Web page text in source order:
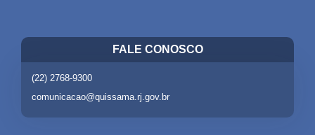
FALE CONOSCO
(22) 2768-9300
comunicacao@quissama.rj.gov.br